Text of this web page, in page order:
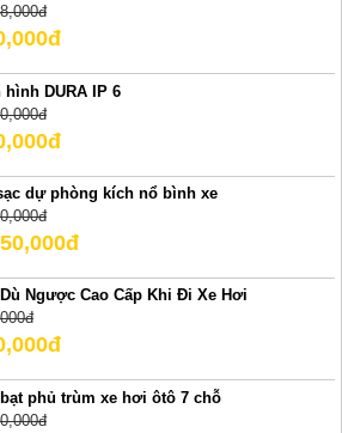
hình DURA IP 6
dự phòng kích nổ bình xe
Ngược Cao Cấp Khi Đi Xe Hơi
phủ trùm xe hơi ôtô 7 chỗ